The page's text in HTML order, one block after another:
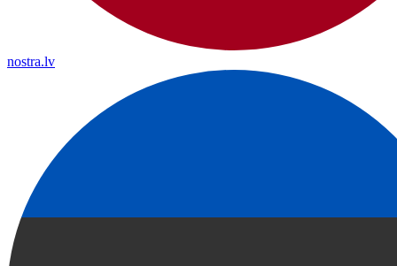
nostra.lv